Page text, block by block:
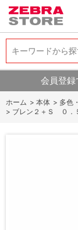
キーワードから探
キーワードから探
会員登録
ホーム > 本体 > 多色
> ブレン２＋Ｓ ０